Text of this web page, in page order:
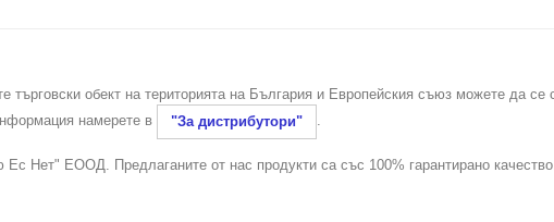
търговски обект на територията на България и Европейския съюз можете да
намерете в
"За дистрибутори" .
Нет" ЕООД. Предлаганите от нас продукти са със 100% гарантирано